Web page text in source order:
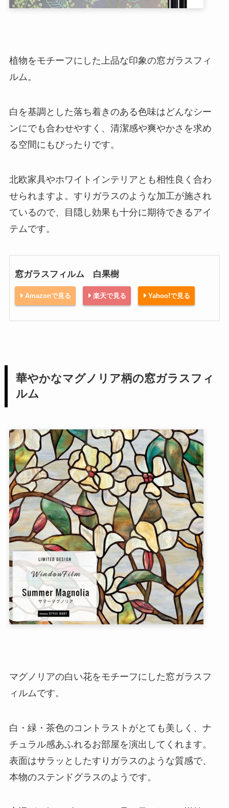
植物をモチーフにした上品な印象の窓ガラスフィ
ルム。
白を基調とした落ち着きのある色味はどんなシー
ンにでも合わせやすく、清潔感や爽やかさを求め
る空間にもぴったりです。
北欧家具やホワイトインテリアとも相性良く合わ
せられますよ。すりガラスのような加工が施され
ているので、目隠し効果も十分に期待できるアイ
テムです。
窓ガラスフィルム 白果樹
Amazonで見る 楽天で見る Yahoo!で見る
華やかなマグノリア柄の窓ガラスフィ
ルム
マグノリアの白い花をモチーフにした窓ガラスフ
ィルムです。
白・緑・茶色のコントラストがとても美しく、ナ
チュラル感あふれるお部屋を演出してくれます。
表面はサラッとしたすりガラスのような質感で、
本物のステンドグラスのようです。